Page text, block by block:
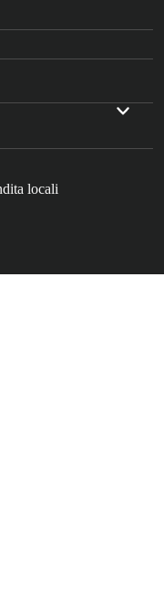
locali